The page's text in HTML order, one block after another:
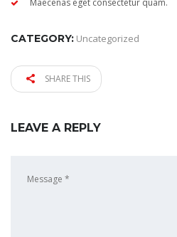
Maecenas eget consectetur quam.
CATEGORY: Uncategorized
SHARE THIS
LEAVE A REPLY